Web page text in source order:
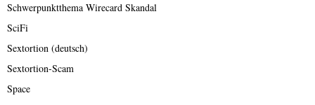
Schwerpunktthema Wirecard Skandal
SciFi
Sextortion (deutsch)
Sextortion-Scam
Space